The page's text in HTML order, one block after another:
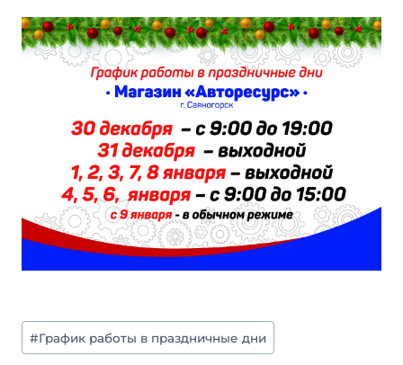
Метки
записи:
#График работы в праздничные дни